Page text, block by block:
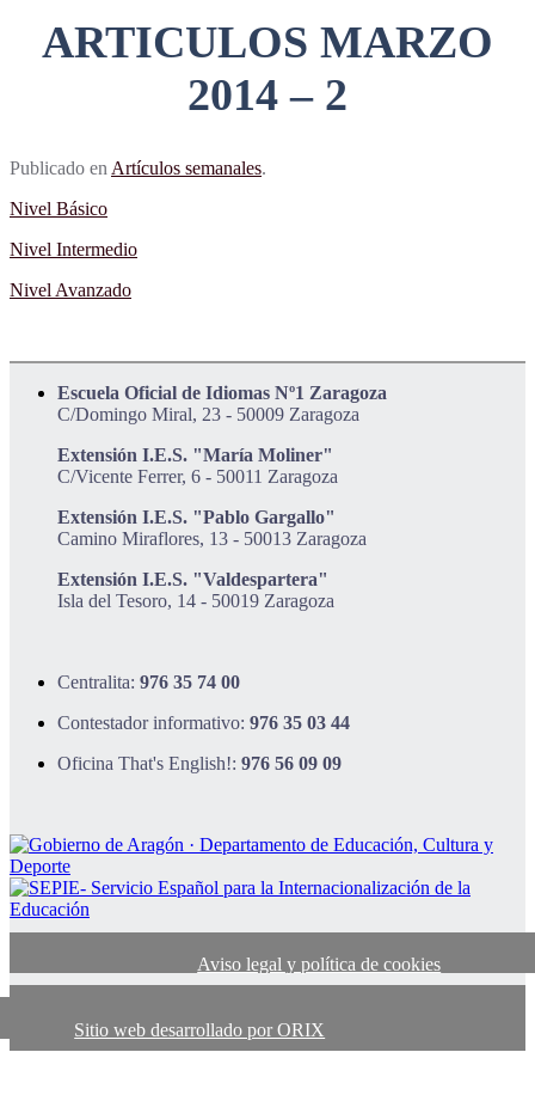
ARTICULOS MARZO
2014 – 2
Publicado en Artículos semanales.
Nivel Básico
Nivel Intermedio
Nivel Avanzado
Escuela Oficial de Idiomas Nº1 Zaragoza
C/Domingo Miral, 23 - 50009 Zaragoza
Extensión I.E.S. "María Moliner"
C/Vicente Ferrer, 6 - 50011 Zaragoza
Extensión I.E.S. "Pablo Gargallo"
Camino Miraflores, 13 - 50013 Zaragoza
Extensión I.E.S. "Valdespartera"
Isla del Tesoro, 14 - 50019 Zaragoza
Centralita: 976 35 74 00
Contestador informativo: 976 35 03 44
Oficina That's English!: 976 56 09 09
Aviso legal y política de cookies
Sitio web desarrollado por ORIX